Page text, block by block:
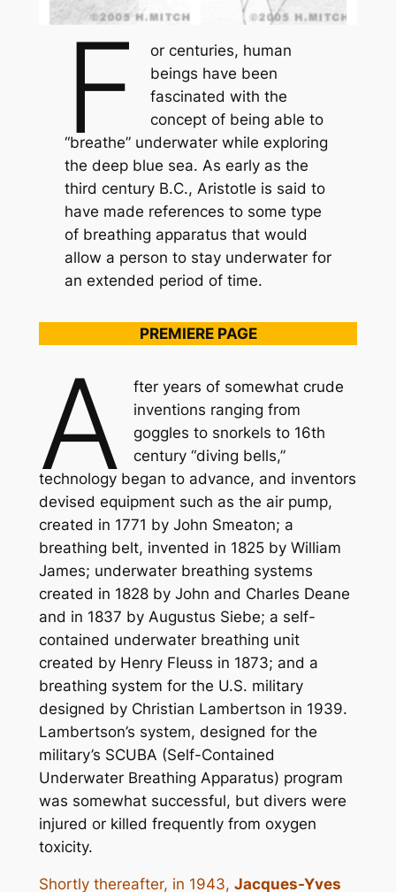
F
or centuries, human
beings have been
fascinated with the
concept of being able to
“breathe” underwater while exploring
the deep blue sea. As early as the
third century B.C., Aristotle is said to
have made references to some type
of breathing apparatus that would
allow a person to stay underwater for
an extended period of time.
PREMIERE PAGE
A
fter years of somewhat crude
inventions ranging from
goggles to snorkels to 16th
century “diving bells,”
technology began to advance, and inventors
devised equipment such as the air pump,
created in 1771 by John Smeaton; a
breathing belt, invented in 1825 by William
James; underwater breathing systems
created in 1828 by John and Charles Deane
and in 1837 by Augustus Siebe; a self-
contained underwater breathing unit
created by Henry Fleuss in 1873; and a
breathing system for the U.S. military
designed by Christian Lambertson in 1939.
Lambertson’s system, designed for the
military’s SCUBA (Self-Contained
Underwater Breathing Apparatus) program
was somewhat successful, but divers were
injured or killed frequently from oxygen
toxicity.
Shortly thereafter, in 1943, Jacques-Yves